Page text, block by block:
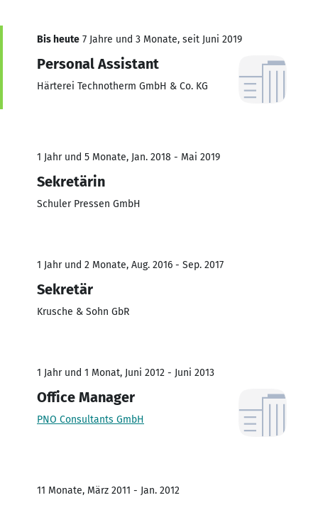
Bis heute 7 Jahre und 3 Monate, seit Juni 2019
Personal Assistant
Härterei Technotherm GmbH & Co. KG
1 Jahr und 5 Monate, Jan. 2018 - Mai 2019
Sekretärin
Schuler Pressen GmbH
1 Jahr und 2 Monate, Aug. 2016 - Sep. 2017
Sekretär
Krusche & Sohn GbR
1 Jahr und 1 Monat, Juni 2012 - Juni 2013
Office Manager
PNO Consultants GmbH
11 Monate, März 2011 - Jan. 2012